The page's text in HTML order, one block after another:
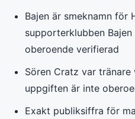
Bajen är smeknamn för
supporterklubben
oberoende verifierad
Sören Cratz var
uppgiften är inte
Exakt publiksiffra för